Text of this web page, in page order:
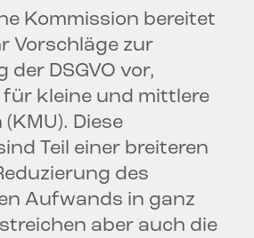
Kommission bereitet
Vorschläge zur
der DSGVO vor,
für kleine und mittlere
Diese
Teil einer breiteren
des
Aufwands in ganz
aber auch die